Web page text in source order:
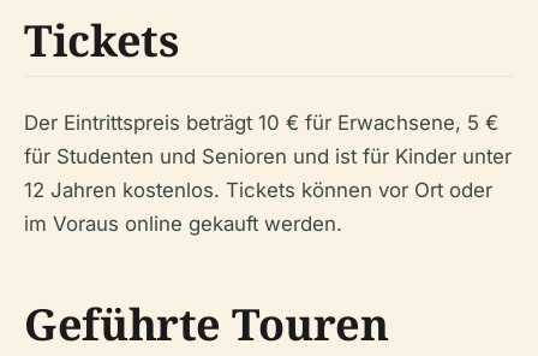
Tickets
Der Eintrittspreis beträgt 10 € für Erwachsene, 5 €
für Studenten und Senioren und ist für Kinder unter
12 Jahren kostenlos. Tickets können vor Ort oder
im Voraus online gekauft werden.
Geführte Touren